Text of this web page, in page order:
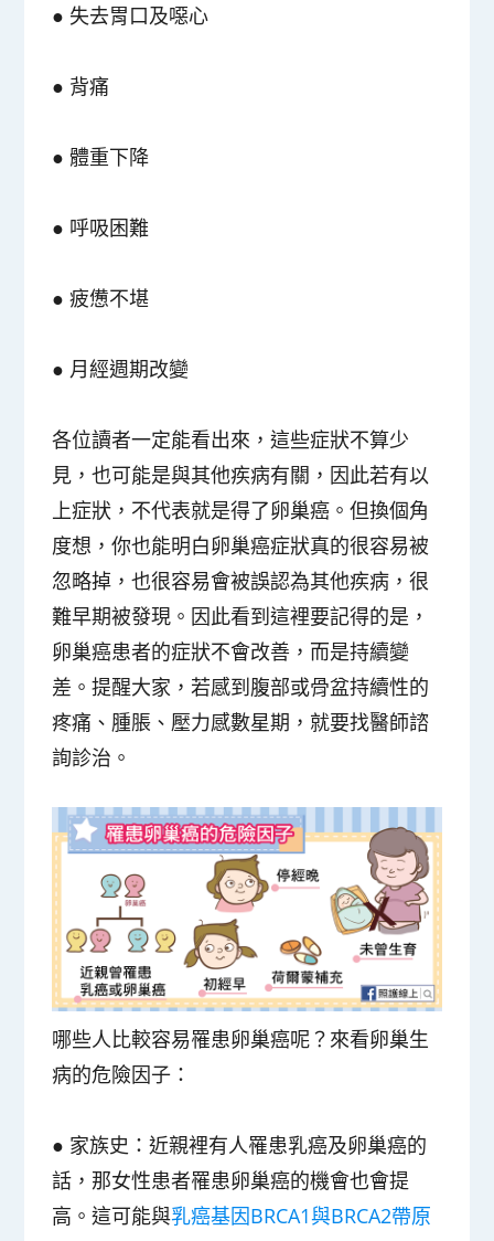
● 失去胃口及噁心
● 背痛
● 體重下降
● 呼吸困難
● 疲憊不堪
● 月經週期改變
各位讀者一定能看出來，這些症狀不算少
見，也可能是與其他疾病有關，因此若有以
上症狀，不代表就是得了卵巢癌。但換個角
度想，你也能明白卵巢癌症狀真的很容易被
忽略掉，也很容易會被誤認為其他疾病，很
難早期被發現。因此看到這裡要記得的是，
卵巢癌患者的症狀不會改善，而是持續變
差。提醒大家，若感到腹部或骨盆持續性的
疼痛、腫脹、壓力感數星期，就要找醫師諮
詢診治 。
哪些人比較容易罹患卵巢癌呢？來看卵巢生
病的危險因子：
● 家族史：近親裡有人罹患乳癌及卵巢癌的
話，那女性患者罹患卵巢癌的機會也會提
高。這可能與乳癌基因BRCA1與BRCA2帶原